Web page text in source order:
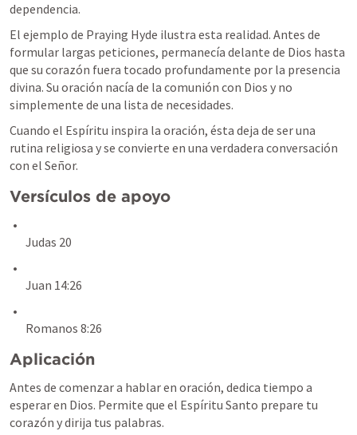
dependencia.
El ejemplo de Praying Hyde ilustra esta realidad. Antes de
formular largas peticiones, permanecía delante de Dios hasta
que su corazón fuera tocado profundamente por la presencia
divina. Su oración nacía de la comunión con Dios y no
simplemente de una lista de necesidades.
Cuando el Espíritu inspira la oración, ésta deja de ser una
rutina religiosa y se convierte en una verdadera conversación
con el Señor.
Versículos de apoyo
Judas 20
Juan 14:26
Romanos 8:26
Aplicación
Antes de comenzar a hablar en oración, dedica tiempo a
esperar en Dios. Permite que el Espíritu Santo prepare tu
corazón y dirija tus palabras.